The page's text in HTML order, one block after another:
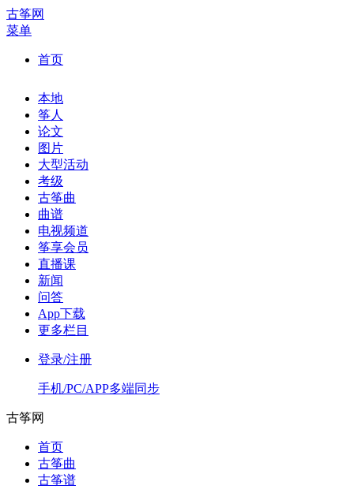
古筝网
菜单
首页
本地
筝人
论文
图片
大型活动
考级
古筝曲
曲谱
电视频道
筝享会员
直播课
新闻
问答
App下载
更多栏目
登录/注册
手机/PC/APP多端同步
古筝网
首页
古筝曲
古筝谱